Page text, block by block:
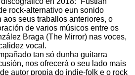
rock-alternativo eun sonido
seus traballos anteriores, o
de varios músicos entre os
Braga (The Mirror) nas voces,
vocal.
tan só dunha guitarra
nos ofrecerá o seu lado mais
autor propia do indie-folk e o rock